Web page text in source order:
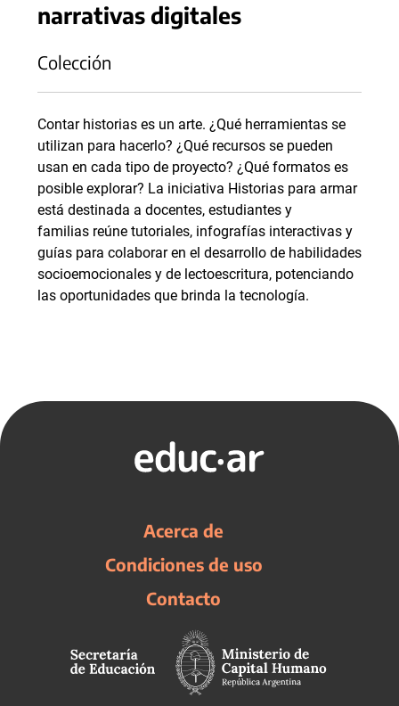
narrativas digitales
Colección
Contar historias es un arte. ¿Qué herramientas se
utilizan para hacerlo? ¿Qué recursos se pueden
usan en cada tipo de proyecto? ¿Qué formatos es
posible explorar? La iniciativa Historias para armar
está destinada a docentes, estudiantes y
familias reúne tutoriales, infografías interactivas y
guías para colaborar en el desarrollo de habilidades
socioemocionales y de lectoescritura, potenciando
las oportunidades que brinda la tecnología.
Acerca de
Condiciones de uso
Contacto